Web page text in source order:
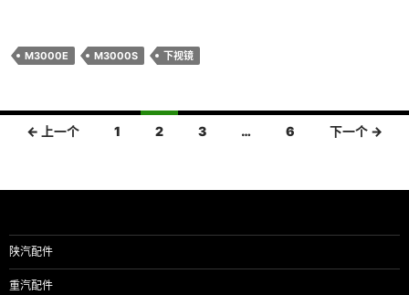
M3000E M3000S 下视镜
导
← 上一个 1 2 3 … 6 下一个 →
陕汽配件
重汽配件